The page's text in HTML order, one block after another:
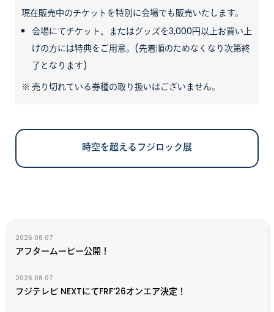
現在販売中のチケットを特別に会場でも販売いたします。
会場にてチケット、またはグッズを3,000円以上お買い上
げの方には特典をご用意。(先着順のためなくなり次第終
了となります)
売り切れている券種の取り扱いはございません。
時空を超えるフジロック展
2026.08.07
アフタームービー公開！
2026.08.07
フジテレビ NEXTにてFRF’26オンエア決定！